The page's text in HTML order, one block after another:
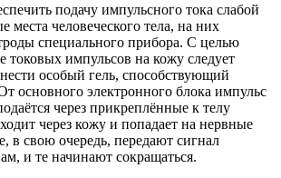
подачу импульсного тока слабой
человеческого тела, на них
специального прибора. С целью
токовых импульсов на кожу следует
особый гель, способствующий
основного электронного блока импульс
через прикреплённые к телу
через кожу и попадает на нервные
в свою очередь, передают сигнал
и те начинают сокращаться.